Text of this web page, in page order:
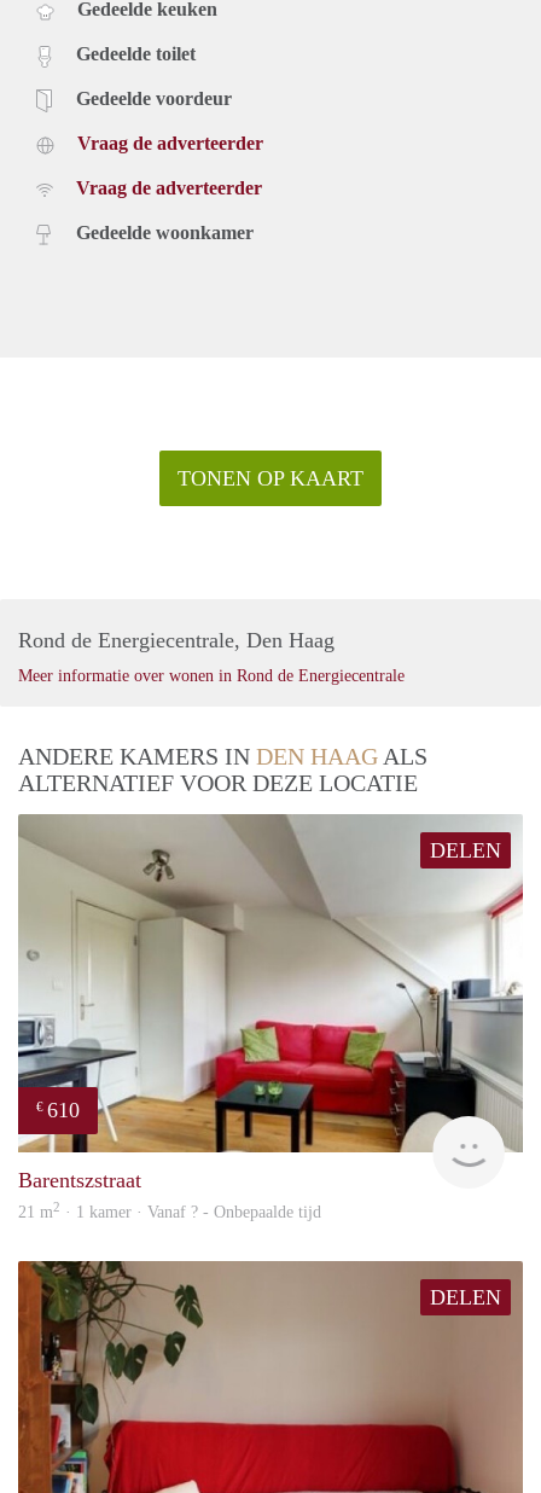
Gedeelde keuken
Gedeelde toilet
Gedeelde voordeur
Vraag de adverteerder
Vraag de adverteerder
Gedeelde woonkamer
TONEN OP KAART
Rond de Energiecentrale, Den Haag
Meer informatie over wonen in Rond de Energiecentrale
ANDERE KAMERS IN DEN HAAG ALS
ALTERNATIEF VOOR DEZE LOCATIE
DELEN
€ 610
Barentszstraat
21 m2 · 1 kamer · Vanaf ? - Onbepaalde tijd
DELEN